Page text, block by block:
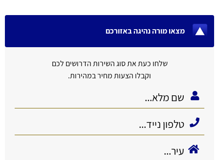
מצאו מורה נהיגה באזורכם
שלחו כעת את סוג השירות הדרושים לכם
וקבלו הצעות מחיר במהירות.